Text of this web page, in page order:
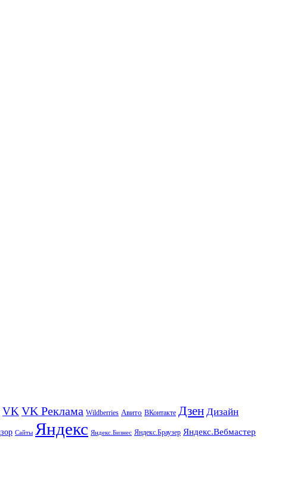
VK VK Реклама Wildberries Авито ВКонтакте Дзен Дизайн
Сайты Яндекс Яндекс.Бизнес Яндекс.Браузер Яндекс.Вебмастер